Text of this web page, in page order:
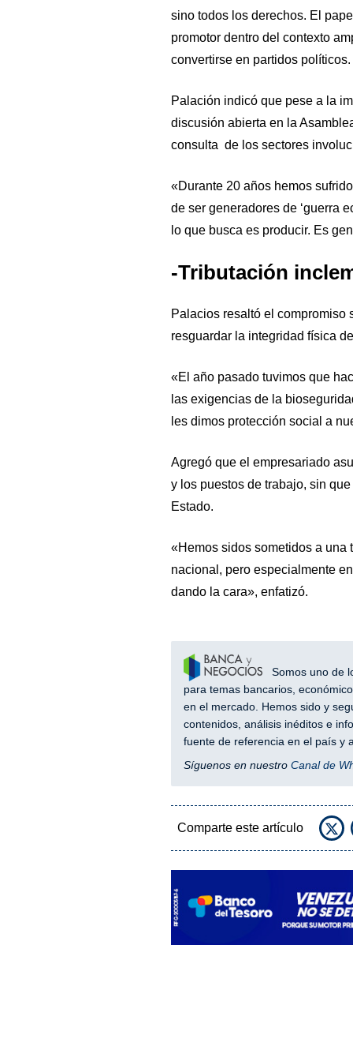
sino todos los derechos. El
promotor dentro del contexto
convertirse en partidos
Palación indicó que pese a la
discusión abierta en la
consulta de los sectores
«Durante 20 años hemos
de ser generadores de ‘guerra
lo que busca es producir. Es
-Tributación
Palacios resaltó el compromiso
resguardar la integridad física
«El año pasado tuvimos que
las exigencias de la
les dimos protección social a
Agregó que el empresariado
y los puestos de trabajo, sin
Estado.
«Hemos sidos sometidos a una
nacional, pero especialmente
dando la cara», enfatizó.
Somos uno de
para temas bancarios,
en el mercado. Hemos sido y
contenidos, análisis inéditos e
fuente de referencia en el país y
Síguenos en nuestro Canal de
Comparte este artículo